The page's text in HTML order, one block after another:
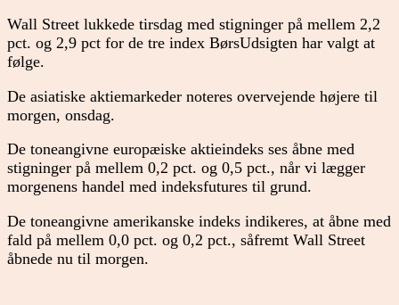
Wall Street lukkede tirsdag med stigninger på mellem 2,2
pct. og 2,9 pct for de tre index BørsUdsigten har valgt at
følge.
De asiatiske aktiemarkeder noteres overvejende højere til
morgen, onsdag.
De toneangivne europæiske aktieindeks ses åbne med
stigninger på mellem 0,2 pct. og 0,5 pct., når vi lægger
morgenens handel med indeksfutures til grund.
De toneangivne amerikanske indeks indikeres, at åbne med
fald på mellem 0,0 pct. og 0,2 pct., såfremt Wall Street
åbnede nu til morgen.